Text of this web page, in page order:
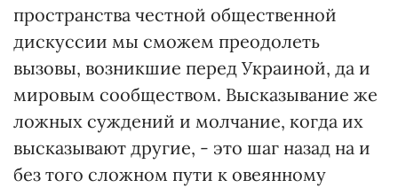
пространства честной общественной
дискуссии мы сможем преодолеть
вызовы, возникшие перед Украиной, да и
мировым сообществом. Высказывание же
ложных суждений и молчание, когда их
высказывают другие, - это шаг назад на и
без того сложном пути к овеянному